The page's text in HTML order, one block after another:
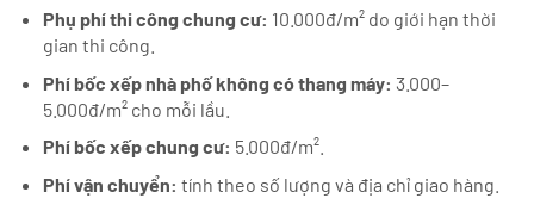
Phụ phí thi công chung cư: 10.000đ/m² do giới hạn thời
gian thi công.
Phí bốc xếp nhà phố không có thang máy: 3.000–
5.000đ/m² cho mỗi lầu.
Phí bốc xếp chung cư: 5.000đ/m².
Phí vận chuyển: tính theo số lượng và địa chỉ giao hàng.